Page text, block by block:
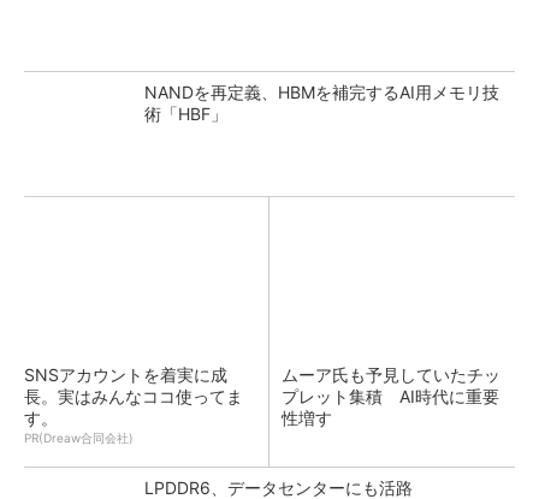
NANDを再定義、HBMを補完するAI用メモリ技
術「HBF」
SNSアカウントを着実に成
長。実はみんなココ使ってま
す。
PR(Dreaw合同会社)
ムーア氏も予見していたチッ
プレット集積 AI時代に重要
性増す
LPDDR6、データセンターにも活路